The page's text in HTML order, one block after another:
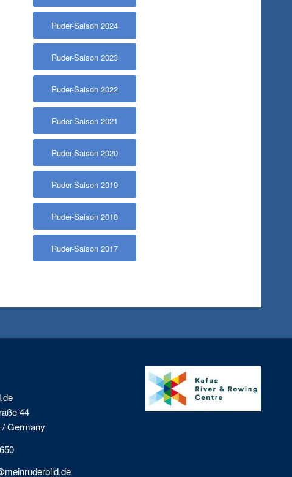
Ruder-Saison 2024
Ruder-Saison 2023
Ruder-Saison 2022
Ruder-Saison 2021
Ruder-Saison 2020
Ruder-Saison 2019
Ruder-Saison 2018
Ruder-Saison 2017
44
/ Germany